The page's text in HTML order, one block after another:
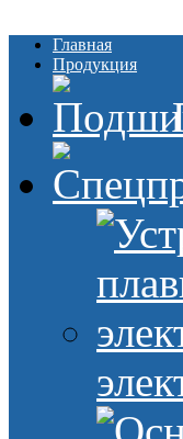
Главная
Продукция